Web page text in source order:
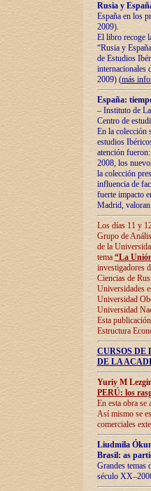
Rusia y
España en los
2009).
El libro recoge
“Rusia y
de Estudios
internacionales
2009) (más
España:
– Instituto de
Centro de
En la colección
estudios
atención
2008, los
la colección
influencia de
fuerte impacto
Madrid,
Los días 11 y
Grupo de
de la
tema “La
investigadores
Ciencias de
Universidades
Universidad
Universidad
Esta
Estructura
CURSOS
DE LA
Yuriy M
PERÚ: los
En esta obra se
Así mismo se
comerciales
Liudmila
Brasil: as
Grandes temas
século